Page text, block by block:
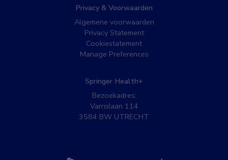
Privacy & Voorwaarden
Algemene voorwaarden
Privacy Statement
Cookiestatement
Manage Preferences
Springer Health+
Bezoekadres:
Varrolaan 114
3584 BW UTRECHT